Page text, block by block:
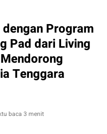
dengan Program
Pad dari Living
Tenggara
baca 3 menit